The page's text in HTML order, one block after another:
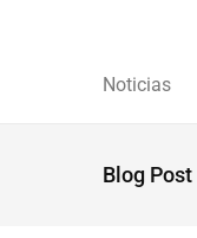
Noticias
Blog Post